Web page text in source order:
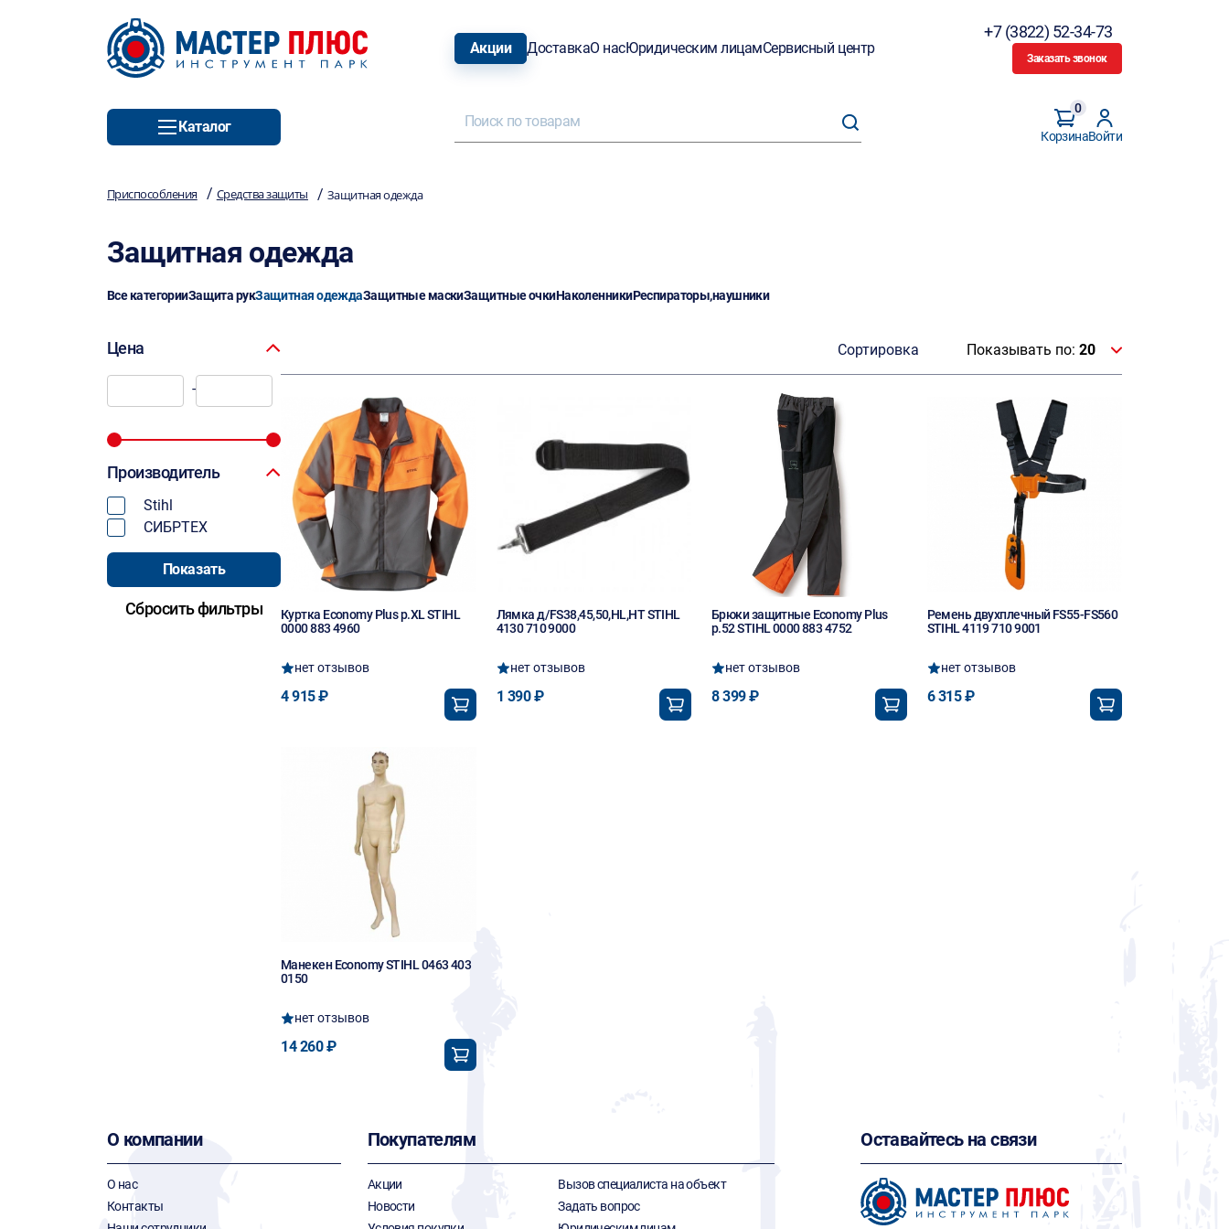
Акции ДоставкаО насЮридическим лицамСервисный центр
+7 (3822) 52-34-73
Заказать звонок
Каталог
Корзина
0
Войти
Приспособления / Средства защиты / Защитная одежда
Защитная одежда
Все категорииЗащита рукЗащитная одеждаЗащитные маскиЗащитные очкиНаколенникиРеспираторы,наушники
Цена
-
Производитель
Stihl
СИБРТЕХ
Сортировка Показывать по: 20
Куртка Economy Plus р.XL STIHL
0000 883 4960
нет отзывов
4 915 ₽
Лямка д/FS38,45,50,HL,HT STIHL
4130 710 9000
нет отзывов
1 390 ₽
Брюки защитные Economy Plus
р.52 STIHL 0000 883 4752
нет отзывов
8 399 ₽
Ремень двухплечный FS55-FS560
STIHL 4119 710 9001
нет отзывов
6 315 ₽
Манекен Economy STIHL 0463 403
0150
нет отзывов
14 260 ₽
О компании
О нас
Контакты
Покупателям
Акции
Новости
Вызов специалиста на объект
Задать вопрос
Оставайтесь на связи